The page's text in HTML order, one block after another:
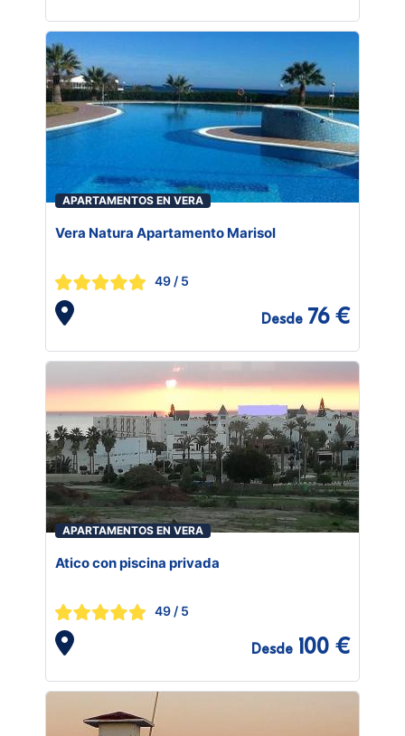
APARTAMENTOS EN VERA
Vera Natura Apartamento Marisol
49 / 5
Desde 76 €
APARTAMENTOS EN VERA
Atico con piscina privada
49 / 5
Desde 100 €